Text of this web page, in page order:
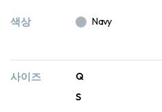
색상 Navy
사이즈
Q
S